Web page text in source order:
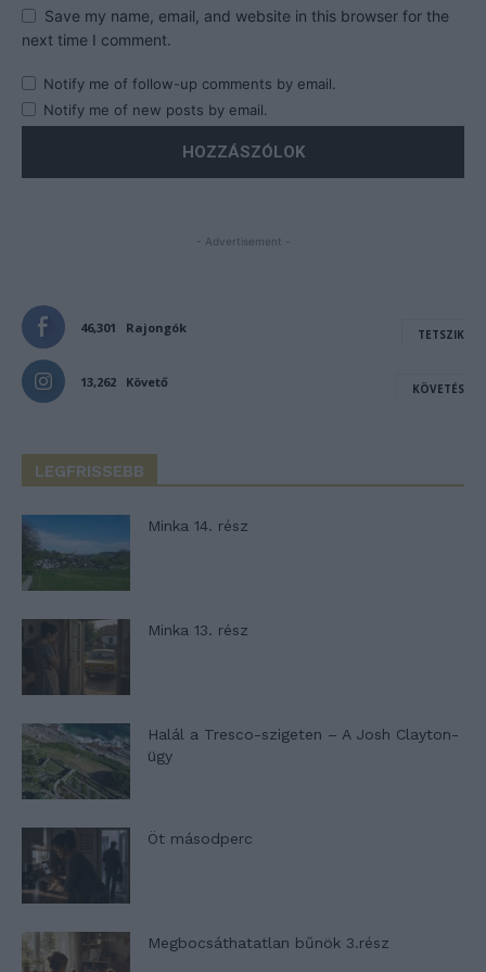
Save my name, email, and website in this browser for the
next time I comment.
Notify me of follow-up comments by email.
Notify me of new posts by email.
- Advertisement -
46,301 Rajongók TETSZIK
13,262 Követő KÖVETÉS
LEGFRISSEBB
Minka 14. rész
Minka 13. rész
Halál a Tresco-szigeten – A Josh Clayton-
ügy
Öt másodperc
Megbocsáthatatlan bűnök 3.rész